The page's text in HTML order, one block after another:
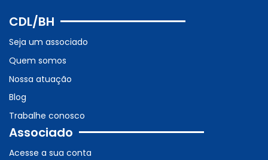
CDL/BH
Seja um associado
Quem somos
Nossa atuação
Blog
Trabalhe conosco
Associado
Acesse a sua conta